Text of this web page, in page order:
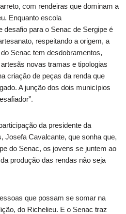
com rendeiras que dominam a
Enquanto escola
desafio para o Senac de Sergipe é
respeitando a origem, a
Senac tem desdobramentos,
novas tramas e tipologias
criação de peças da renda que
A junção dos dois municípios
da presidente da
Josefa Cavalcante, que sonha que,
do Senac, os jovens se juntem ao
produção das rendas não seja
que possam se somar na
do Richelieu. E o Senac traz